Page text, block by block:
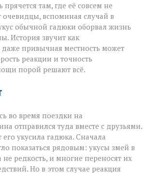
укус:
как
обычная
прогулка
обернулась
трагедией»
прячется там, где её совсем не
очевидцы, вспоминая случай в
обычной гадюки оборвал жизнь
История звучит как
привычная местность может
реакции и точность
порой решают всё.
во время поездки на
отправился туда вместе с друзьями.
укусила гадюка. Сначала
показаться рядовым: укусы змей в
не редкость, и многие переносят их
Но в этом случае реакция